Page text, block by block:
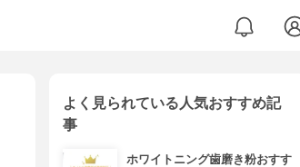
よく見られている人気おすすめ記
事
ホワイトニング歯磨き粉おすす